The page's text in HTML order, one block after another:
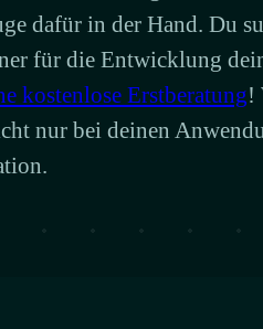
dafür in der Hand. Du
für die Entwicklung
kostenlose Erstberatung!
nur bei deinen